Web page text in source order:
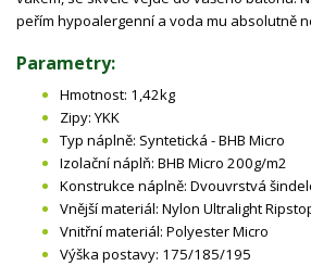
peřím hypoalergenní a voda mu absolutně
Parametry:
Hmotnost: 1,42kg
Zipy: YKK
Typ náplně: Syntetická - BHB Micro
Izolační náplň: BHB Micro 200g/m2
Konstrukce náplně: Dvouvrstvá
Vnější materiál: Nylon Ultralight
Vnitřní materiál: Polyester Micro
Výška postavy: 175/185/195